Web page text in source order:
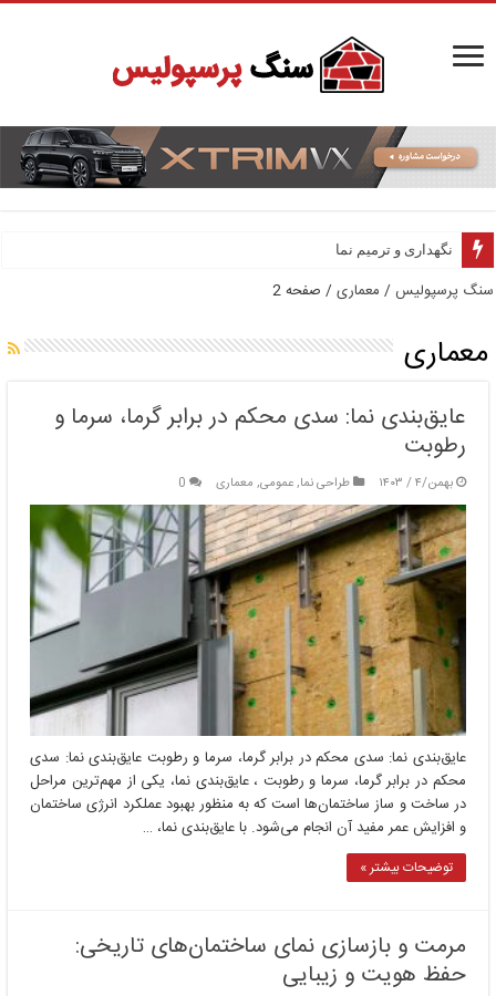
نگهداری و ترمیم نما
سنگ پرسپولیس/ معماری/ صفحه 2
معماری
عایق‌بندی نما: سدی محکم در برابر گرما، سرما و
رطوبت
بهمن/۴ / ۱۴۰۳ طراحی نما,عمومی, معماری 0
عایق‌بندی نما: سدی محکم در برابر گرما، سرما و رطوبت عایق‌بندی نما: سدی
محکم در برابر گرما، سرما و رطوبت ، عایق‌بندی نما، یکی از مهم‌ترین مراحل
در ساخت و ساز ساختمان‌ها است که به منظور بهبود عملکرد انرژی ساختمان
و افزایش عمر مفید آن انجام می‌شود. با عایق‌بندی نما، …
توضیحات بیشتر »
مرمت و بازسازی نمای ساختمان‌های تاریخی:
حفظ هویت و زیبایی